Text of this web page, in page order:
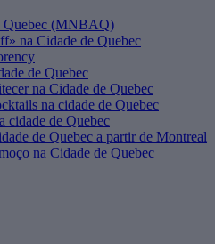
Quebec (MNBAQ)
na Cidade de Quebec
de Quebec
na Cidade de Quebec
na cidade de Quebec
cidade de Quebec
de Quebec a partir de Montreal
na Cidade de Quebec